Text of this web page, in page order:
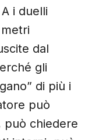
i duelli
dal
gli
di più i
può
può chiedere